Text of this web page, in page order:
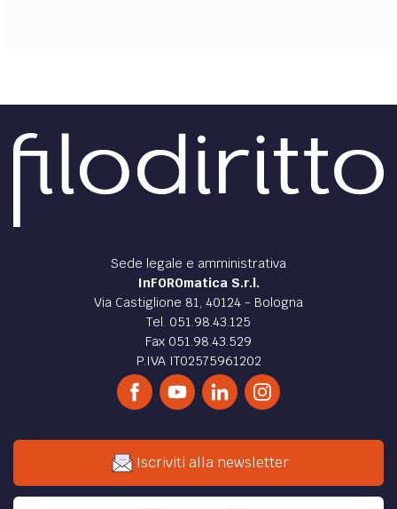
Sede legale e amministrativa
InFOROmatica S.r.l.
Via Castiglione 81, 40124 - Bologna
Tel. 051.98.43.125
Fax 051.98.43.529
P.IVA IT02575961202
Iscriviti alla newsletter